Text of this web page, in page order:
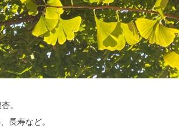
。
長寿など。